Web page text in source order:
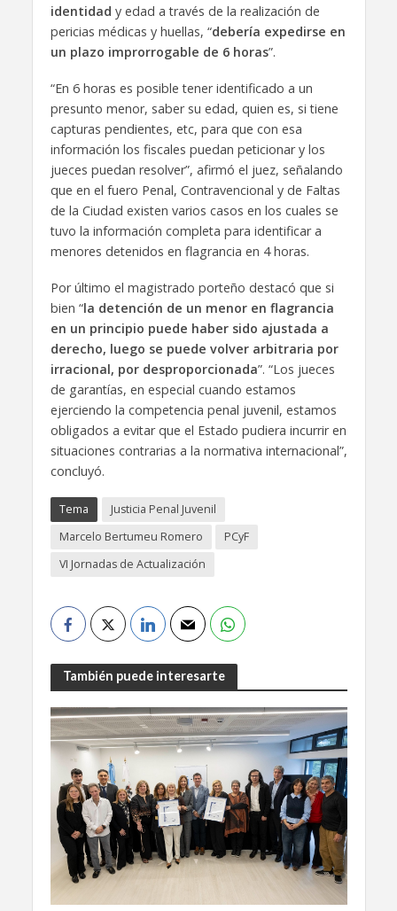
identidad y edad a través de la realización de
pericias médicas y huellas, “debería expedirse en
un plazo improrrogable de 6 horas”.
“En 6 horas es posible tener identificado a un
presunto menor, saber su edad, quien es, si tiene
capturas pendientes, etc, para que con esa
información los fiscales puedan peticionar y los
jueces puedan resolver”, afirmó el juez, señalando
que en el fuero Penal, Contravencional y de Faltas
de la Ciudad existen varios casos en los cuales se
tuvo la información completa para identificar a
menores detenidos en flagrancia en 4 horas.
Por último el magistrado porteño destacó que si
bien “la detención de un menor en flagrancia
en un principio puede haber sido ajustada a
derecho, luego se puede volver arbitraria por
irracional, por desproporcionada”. “Los jueces
de garantías, en especial cuando estamos
ejerciendo la competencia penal juvenil, estamos
obligados a evitar que el Estado pudiera incurrir en
situaciones contrarias a la normativa internacional”,
concluyó.
Tema
Justicia Penal Juvenil
Marcelo Bertumeu Romero
PCyF
VI Jornadas de Actualización
También puede interesarte